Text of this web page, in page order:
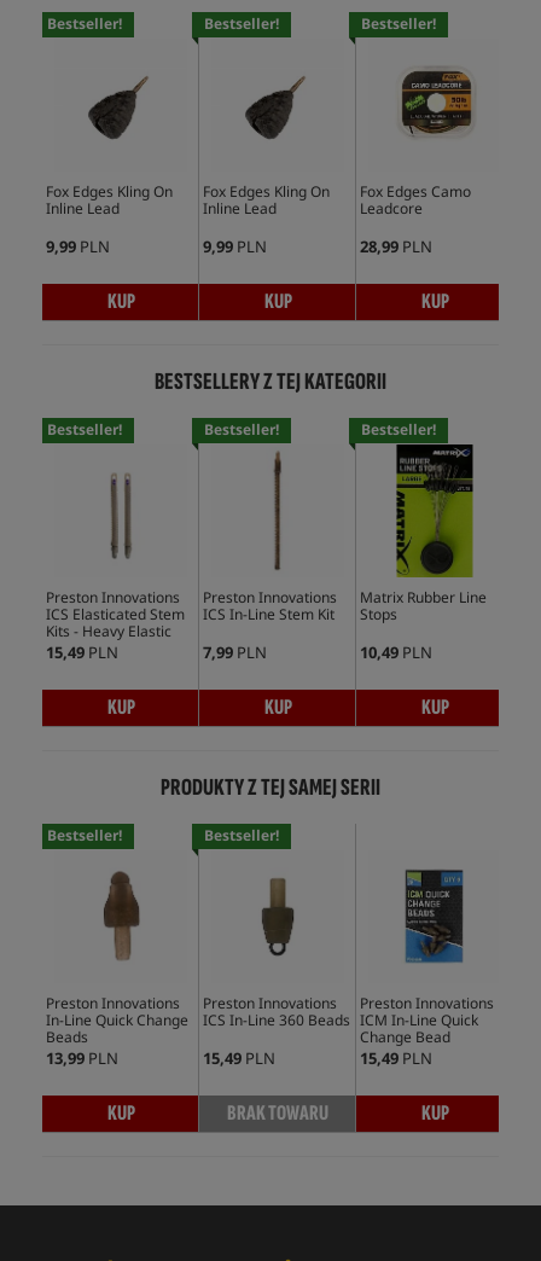
Bestseller!
Fox Edges Kling On
Inline Lead
9,99 PLN
KUP
Bestseller!
Fox Edges Kling On
Inline Lead
9,99 PLN
KUP
Bestseller!
Fox Edges Camo
Leadcore
28,99 PLN
KUP
BESTSELLERY Z TEJ KATEGORII
Bestseller!
Preston Innovations
ICS Elasticated Stem
Kits - Heavy Elastic
15,49 PLN
KUP
Bestseller!
Preston Innovations
ICS In-Line Stem Kit
7,99 PLN
KUP
Bestseller!
Matrix Rubber Line
Stops
10,49 PLN
KUP
PRODUKTY Z TEJ SAMEJ SERII
Bestseller!
Preston Innovations
In-Line Quick Change
Beads
13,99 PLN
KUP
Bestseller!
Preston Innovations
ICS In-Line 360 Beads
15,49 PLN
BRAK TOWARU
Preston Innovations
ICM In-Line Quick
Change Bead
15,49 PLN
KUP